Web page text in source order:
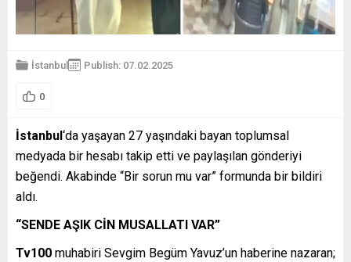
İstanbul Publish: 07.02.2025
0
İstanbul ‘da yaşayan 27 yaşındaki bayan toplumsal
medyada bir hesabı takip etti ve paylaşılan gönderiyi
beğendi. Akabinde “Bir sorun mu var” formunda bir bildiri
aldı.
“SENDE AŞIK CİN MUSALLATI VAR”
Tv100 muhabiri Sevgim Begüm Yavuz’un haberine nazaran;